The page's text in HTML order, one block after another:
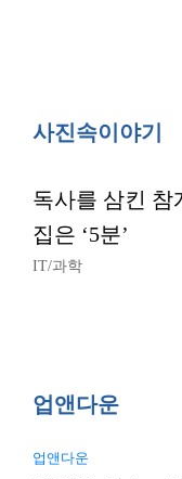
사진속이야기
독사를 삼킨
집은 ‘5분’
IT/과학
업앤다운
업앤다운